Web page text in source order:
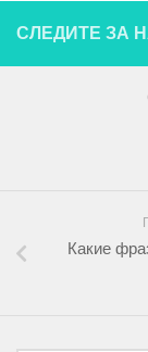
СЛЕДИТЕ ЗА
Какие